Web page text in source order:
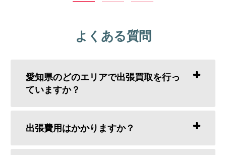
よくある質問
愛知県のどのエリアで出張買取を行っ
ていますか？
出張費用はかかりますか？